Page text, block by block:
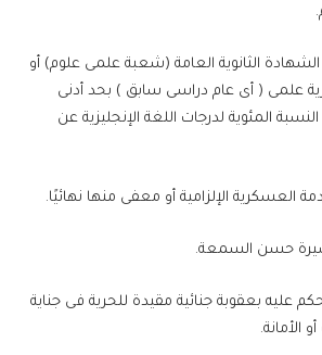
الثانوية العامة (شعبة علمى علوم) أو
علمى ( أى عام دراسى سابق ) بحد أدنى
المئوية لدرجات اللغة الإنجليزية عن
العسكرية الإلزامية أو معفى منها نهائيًا.
حسن السمعة.
عليه بعقوبة جنائية مقيدة للحرية فى جناية
الأمانة.